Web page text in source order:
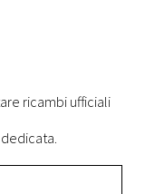
ricambi ufficiali